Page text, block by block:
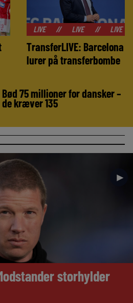
LIVE LIVE LIVE LIVE
TransferLIVE: Barcelona
lurer på transferbombe
Bød 75 millioner for dansker –
de kræver 135
►
storhylder